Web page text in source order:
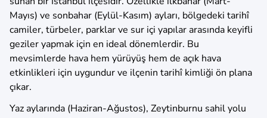
Mayıs) ve sonbahar (Eylül-Kasım) ayları, bölgedeki tarihî
camiler, türbeler, parklar ve sur içi yapılar arasında keyifli
geziler yapmak için en ideal dönemlerdir. Bu
mevsimlerde hava hem yürüyüş hem de açık hava
etkinlikleri için uygundur ve ilçenin tarihî kimliği ön plana
çıkar.
Yaz aylarında (Haziran-Ağustos), Zeytinburnu sahil yolu